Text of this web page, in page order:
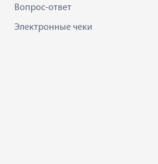
Вопрос-ответ
Электронные чеки